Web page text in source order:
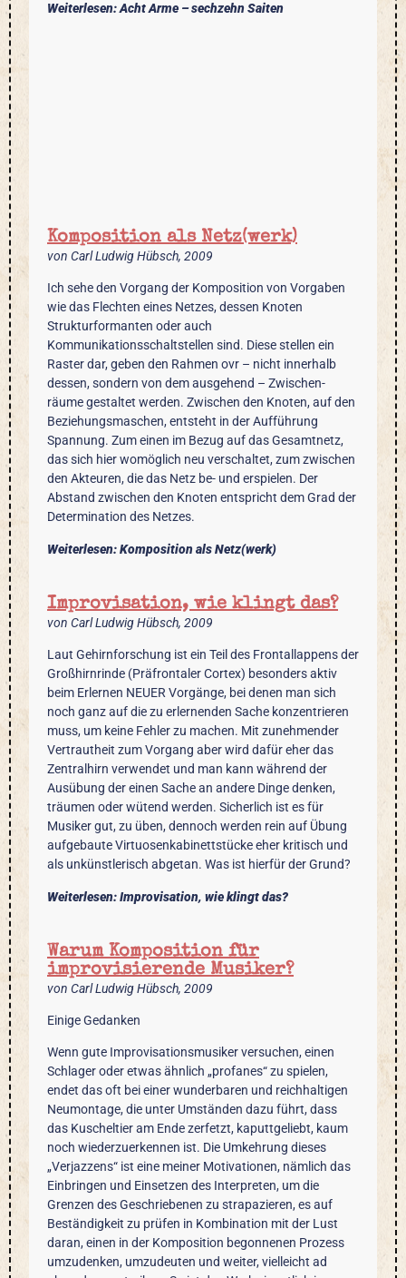
Weiterlesen: Acht Arme – sechzehn Saiten
Komposition als Netz(werk)
von Carl Ludwig Hübsch, 2009
Ich sehe den Vorgang der Komposition von Vorgaben
wie das Flechten eines Netzes, dessen Knoten
Strukturformanten oder auch
Kommunikationsschaltstellen sind. Diese stellen ein
Raster dar, geben den Rahmen ovr – nicht innerhalb
dessen, sondern von dem ausgehend – Zwischen-
räume gestaltet werden. Zwischen den Knoten, auf den
Beziehungsmaschen, entsteht in der Aufführung
Spannung. Zum einen im Bezug auf das Gesamtnetz,
das sich hier womöglich neu verschaltet, zum zwischen
den Akteuren, die das Netz be- und erspielen. Der
Abstand zwischen den Knoten entspricht dem Grad der
Determination des Netzes.
Weiterlesen: Komposition als Netz(werk)
Improvisation, wie klingt das?
von Carl Ludwig Hübsch, 2009
Laut Gehirnforschung ist ein Teil des Frontallappens der
Großhirnrinde (Präfrontaler Cortex) besonders aktiv
beim Erlernen NEUER Vorgänge, bei denen man sich
noch ganz auf die zu erlernenden Sache konzentrieren
muss, um keine Fehler zu machen. Mit zunehmender
Vertrautheit zum Vorgang aber wird dafür eher das
Zentralhirn verwendet und man kann während der
Ausübung der einen Sache an andere Dinge denken,
träumen oder wütend werden. Sicherlich ist es für
Musiker gut, zu üben, dennoch werden rein auf Übung
aufgebaute Virtuosenkabinettstücke eher kritisch und
als unkünstlerisch abgetan. Was ist hierfür der Grund?
Weiterlesen: Improvisation, wie klingt das?
Warum Komposition für
improvisierende Musiker?
von Carl Ludwig Hübsch, 2009
Einige Gedanken
Wenn gute Improvisationsmusiker versuchen, einen
Schlager oder etwas ähnlich „profanes“ zu spielen,
endet das oft bei einer wunderbaren und reichhaltigen
Neumontage, die unter Umständen dazu führt, dass
das Kuscheltier am Ende zerfetzt, kaputtgeliebt, kaum
noch wiederzuerkennen ist. Die Umkehrung dieses
„Verjazzens“ ist eine meiner Motivationen, nämlich das
Einbringen und Einsetzen des Interpreten, um die
Grenzen des Geschriebenen zu strapazieren, es auf
Beständigkeit zu prüfen in Kombination mit der Lust
daran, einen in der Komposition begonnenen Prozess
umzudenken, umzudeuten und weiter, vielleicht ad